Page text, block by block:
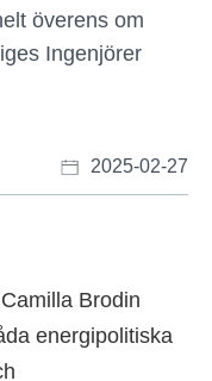
överens om
Ingenjörer
2025-02-27
Brodin
energipolitiska